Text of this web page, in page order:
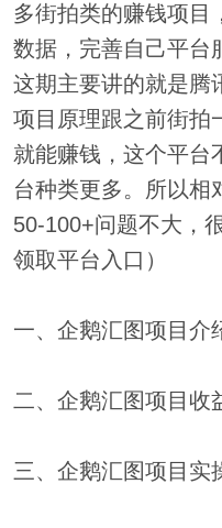
多街拍类的赚钱项目
数据，完善自己平台
这期主要讲的就是腾
项目原理跟之前街拍
就能赚钱，这个平台
台种类更多。所以相
50-100+问题不大，
领取平台入口）
一、企鹅汇图项目介
二、企鹅汇图项目收
三、企鹅汇图项目实